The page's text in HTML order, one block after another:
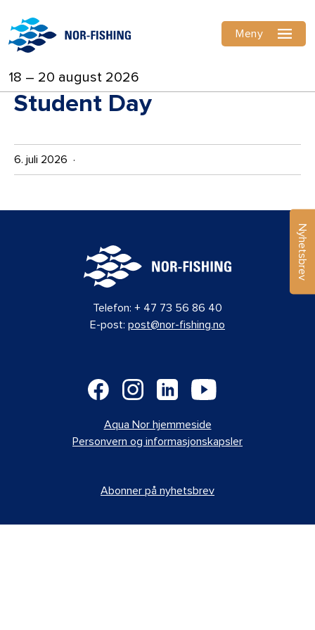
18 – 20 august 2026
Meny
Student Day
6. juli 2026 ·
Nyhetsbrev
Telefon: + 47 73 56 86 40
E-post: post@nor-fishing.no
Aqua Nor hjemmeside
Personvern og informasjonskapsler
Abonner på nyhetsbrev